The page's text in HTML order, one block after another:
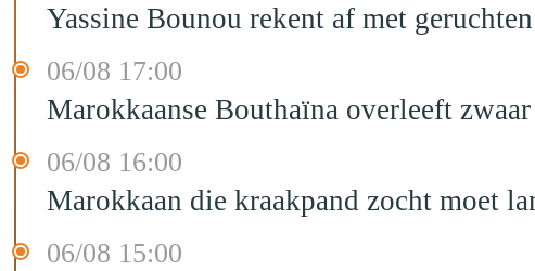
Yassine Bounou rekent af met
06/08 17:00
Marokkaanse Bouthaïna overleeft
06/08 16:00
Marokkaan die kraakpand zocht moet
06/08 15:00